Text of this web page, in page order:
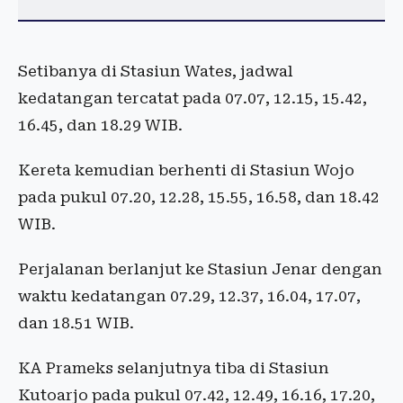
Setibanya di Stasiun Wates, jadwal
kedatangan tercatat pada 07.07, 12.15, 15.42,
16.45, dan 18.29 WIB.
Kereta kemudian berhenti di Stasiun Wojo
pada pukul 07.20, 12.28, 15.55, 16.58, dan 18.42
WIB.
Perjalanan berlanjut ke Stasiun Jenar dengan
waktu kedatangan 07.29, 12.37, 16.04, 17.07,
dan 18.51 WIB.
KA Prameks selanjutnya tiba di Stasiun
Kutoarjo pada pukul 07.42, 12.49, 16.16, 17.20,